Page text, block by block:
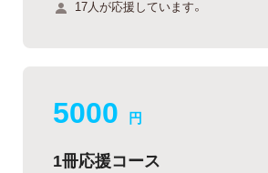
17人が応援しています。
5000 円
1冊応援コース